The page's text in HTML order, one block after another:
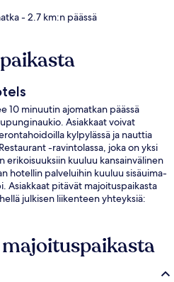
- 2.7 km:n päässä
10 minuutin ajomatkan päässä
Asiakkaat voivat
kylpylässä ja nauttia
-ravintolassa, joka on yksi
erikoisuuksiin kuuluu kansainvälinen
hotellin palveluihin kuuluu sisäuima-
Asiakkaat pitävät majoituspaikasta
julkisen liikenteen yhteyksiä:
ja Kotorskán asema 10